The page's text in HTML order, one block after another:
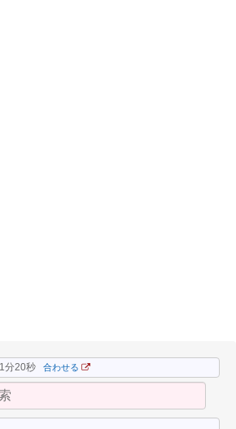
分21秒 合わせる